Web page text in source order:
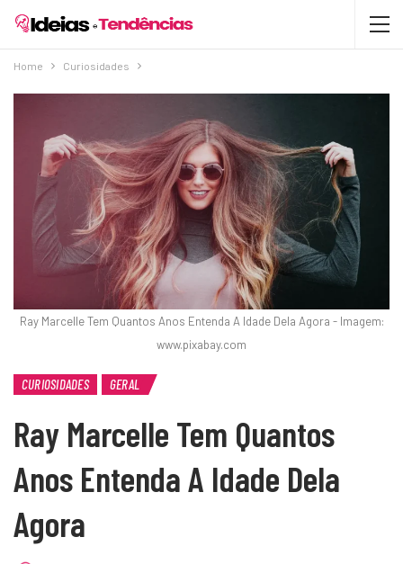
Home Curiosidades
Ray Marcelle Tem Quantos Anos Entenda A Idade Dela Agora - Imagem:
www.pixabay.com
CURIOSIDADES GERAL
Ray Marcelle Tem Quantos
Anos Entenda A Idade Dela
Agora